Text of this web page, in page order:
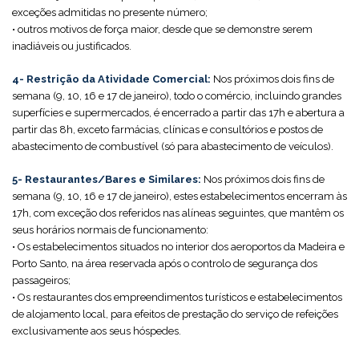
exceções admitidas no presente número;
• outros motivos de força maior, desde que se demonstre serem
inadiáveis ou justificados.
4- Restrição da Atividade Comercial: Nos próximos dois fins de
semana (9, 10, 16 e 17 de janeiro), todo o comércio, incluindo grandes
superfícies e supermercados, é encerrado a partir das 17h e abertura a
partir das 8h, exceto farmácias, clínicas e consultórios e postos de
abastecimento de combustível (só para abastecimento de veículos).
5- Restaurantes/Bares e Similares: Nos próximos dois fins de
semana (9, 10, 16 e 17 de janeiro), estes estabelecimentos encerram às
17h, com exceção dos referidos nas alíneas seguintes, que mantêm os
seus horários normais de funcionamento:
• Os estabelecimentos situados no interior dos aeroportos da Madeira e
Porto Santo, na área reservada após o controlo de segurança dos
passageiros;
• Os restaurantes dos empreendimentos turísticos e estabelecimentos
de alojamento local, para efeitos de prestação do serviço de refeições
exclusivamente aos seus hóspedes.